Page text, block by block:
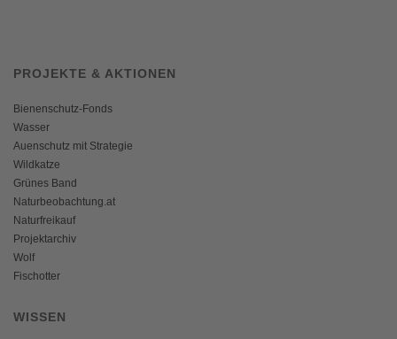
PROJEKTE & AKTIONEN
Bienenschutz-Fonds
Wasser
Auenschutz mit Strategie
Wildkatze
Grünes Band
Naturbeobachtung.at
Naturfreikauf
Projektarchiv
Wolf
Fischotter
WISSEN